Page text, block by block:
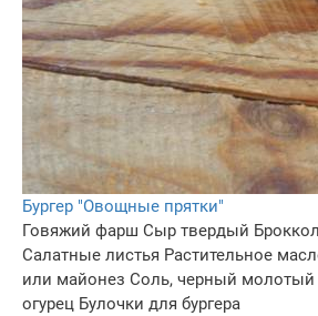
Бургер "Овощные прятки"
Говяжий фарш Сыр твердый
Салатные листья Растительное
или майонез Соль, черный молотый
огурец Булочки для бургера